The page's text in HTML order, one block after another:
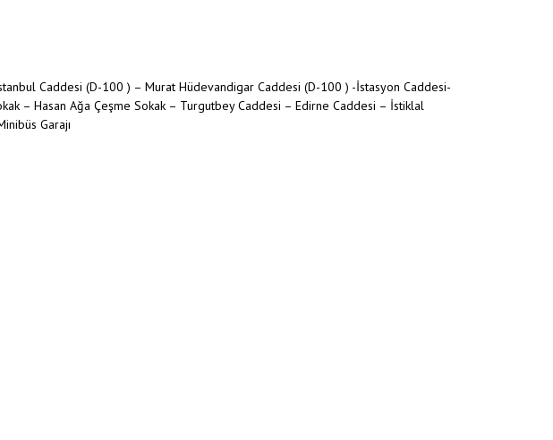
Caddesi (D-100 ) – Murat Hüdevandigar Caddesi (D-100 ) -İstasyon Caddesi-
– Hasan Ağa Çeşme Sokak – Turgutbey Caddesi – Edirne Caddesi – İstiklal
Garajı